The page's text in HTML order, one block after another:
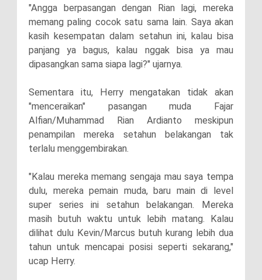
"Angga berpasangan dengan Rian lagi, mereka
memang paling cocok satu sama lain. Saya akan
kasih kesempatan dalam setahun ini, kalau bisa
panjang ya bagus, kalau nggak bisa ya mau
dipasangkan sama siapa lagi?" ujarnya.
Sementara itu, Herry mengatakan tidak akan
"menceraikan" pasangan muda Fajar
Alfian/Muhammad Rian Ardianto meskipun
penampilan mereka setahun belakangan tak
terlalu menggembirakan.
"Kalau mereka memang sengaja mau saya tempa
dulu, mereka pemain muda, baru main di level
super series ini setahun belakangan. Mereka
masih butuh waktu untuk lebih matang. Kalau
dilihat dulu Kevin/Marcus butuh kurang lebih dua
tahun untuk mencapai posisi seperti sekarang,"
ucap Herry.